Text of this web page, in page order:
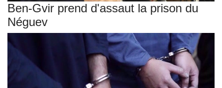
Ben-Gvir prend d'assaut la prison du
Néguev